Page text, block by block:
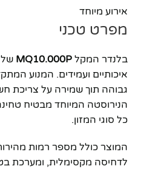
אירוע מיוחד
מפרט טכני
בלנדר המקל MQ10.000P של
איכותיים ועמידים. המנוע
גבוהה תוך שמירה על צריכת
הנירוסטה המיוחד מבטיח
כל סוגי המזון.
המוצר כולל מספר רמות
לדחיסה מקסימלית, ומערכת